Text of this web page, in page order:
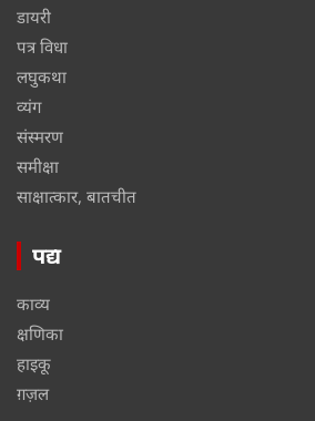
डायरी
पत्र विधा
लघुकथा
व्यंग
संस्मरण
समीक्षा
साक्षात्कार, बातचीत
पद्य
काव्य
क्षणिका
हाइकू
ग़ज़ल